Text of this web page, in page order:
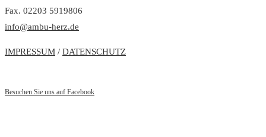
Fax. 02203 5919806
info@ambu-herz.de
IMPRESSUM / DATENSCHUTZ
Besuchen Sie uns auf Facebook